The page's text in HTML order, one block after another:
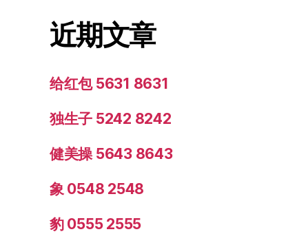
近期文章
给红包 5631 8631
独生子 5242 8242
健美操 5643 8643
象 0548 2548
豹 0555 2555